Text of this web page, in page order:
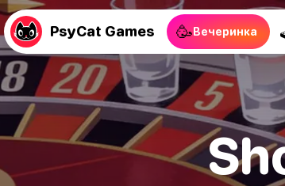
PsyCat Games 🥳Вечеринка